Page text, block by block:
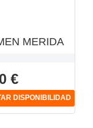
MERIDA
€
DISPONIBILIDAD